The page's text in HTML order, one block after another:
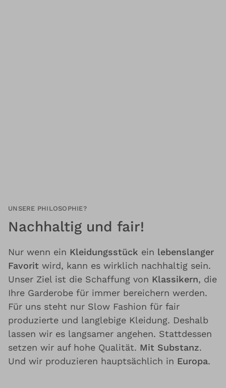
UNSERE PHILOSOPHIE?
Nachhaltig und fair!
Nur wenn ein Kleidungsstück ein lebenslanger
Favorit wird, kann es wirklich nachhaltig sein.
Unser Ziel ist die Schaffung von Klassikern, die
Ihre Garderobe für immer bereichern werden.
Für uns steht nur Slow Fashion für fair
produzierte und langlebige Kleidung. Deshalb
lassen wir es langsamer angehen. Stattdessen
setzen wir auf hohe Qualität. Mit Substanz.
Und wir produzieren hauptsächlich in Europa.